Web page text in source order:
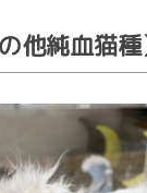
他純血猫